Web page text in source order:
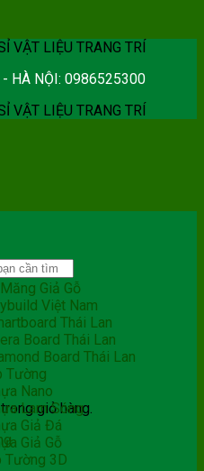
VẬT LIỆU TRANG TRÍ
HÀ NỘI: 0986525300
VẬT LIỆU TRANG TRÍ
giỏ hàng.
Giả Gỗ
Việt Nam
Thái Lan
Board Thái Lan
Board Thái Lan
Tường
Nano
Lam Sóng
Giả Đá
Giả Gỗ
Tường 3D